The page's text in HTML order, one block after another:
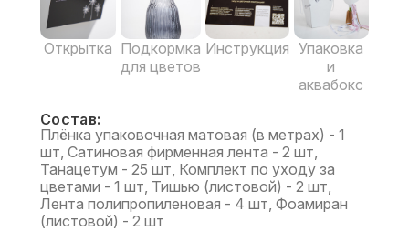
Открытка Подкормка
для цветов
Инструкция Упаковка
и
аквабокс
Состав:
Плёнка упаковочная матовая (в метрах) - 1
шт, Сатиновая фирменная лента - 2 шт,
Танацетум - 25 шт, Комплект по уходу за
цветами - 1 шт, Тишью (листовой) - 2 шт,
Лента полипропиленовая - 4 шт, Фоамиран
(листовой) - 2 шт